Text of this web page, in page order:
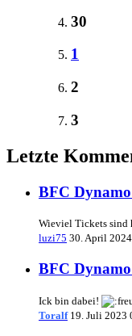
30
1
2
3
Letzte
BFC
Wieviel Tickets sind
luzi75 30. April
BFC
Ick bin dabei!
Toralf 19. Juli 2023